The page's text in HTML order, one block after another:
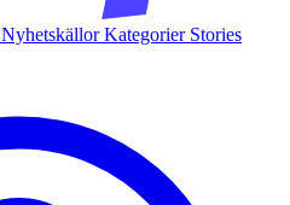
NyhetskällorKategorier Stories